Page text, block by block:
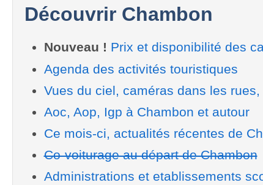
Découvrir Chambon
Nouveau ! Prix et disponibilité des
Agenda des activités touristiques
Vues du ciel, caméras dans les
Aoc, Aop, Igp à Chambon et autour
Ce mois-ci, actualités récentes de
Co-voiturage au départ de Chambon
Administrations et etablissements